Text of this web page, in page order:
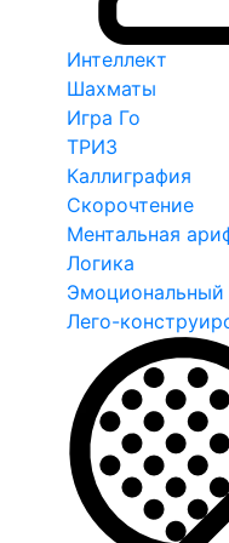
Интеллект
Шахматы
Игра Го
ТРИЗ
Каллиграфия
Скорочтение
Ментальная
Логика
Эмоциональный
Лего-